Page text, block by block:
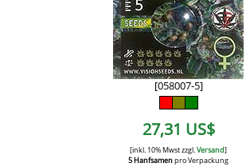
[058007-5]
27,31 US$
[inkl. 10% Mwst zzgl.Versand]
5 Hanfsamenpro Verpackung